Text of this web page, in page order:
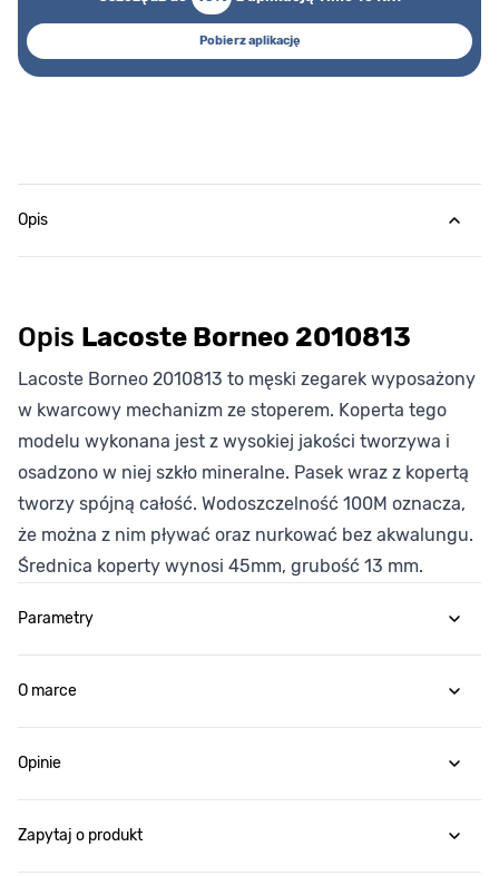
Pobierz aplikację
Opis
Opis Lacoste Borneo 2010813
Lacoste Borneo 2010813 to męski zegarek wyposażony
w kwarcowy mechanizm ze stoperem. Koperta tego
modelu wykonana jest z wysokiej jakości tworzywa i
osadzono w niej szkło mineralne. Pasek wraz z kopertą
tworzy spójną całość. Wodoszczelność 100M oznacza,
że można z nim pływać oraz nurkować bez akwalungu.
Średnica koperty wynosi 45mm, grubość 13 mm.
Parametry
O marce
Opinie
Zapytaj o produkt